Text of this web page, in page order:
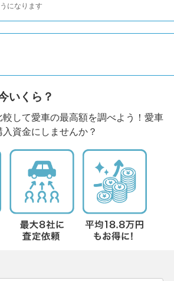
になります
いくら？
して愛車の最高額を調べよう！愛車
資金にしませんか？